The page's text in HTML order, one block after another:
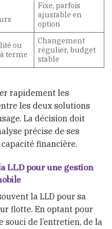
Fixe, parfois
ajustable en
option
ou
terme
Changement
régulier, budget
stable
rapidement les
les deux solutions
La décision doit
précise de ses
financière.
LLD pour une gestion
la LLD pour sa
flotte. En optant pour
de l’entretien, de la